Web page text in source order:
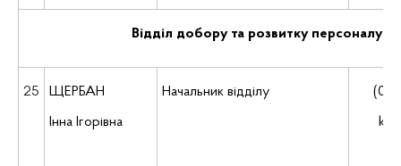
Відділ добору та розвитку персоналу
25 ЩЕРБАН
Інна Ігорівна
Начальник відділу